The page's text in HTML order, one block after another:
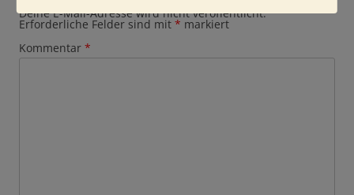
Deine E-Mail-Adresse wird nicht veröffentlicht.
Erforderliche Felder sind mit * markiert
Kommentar *